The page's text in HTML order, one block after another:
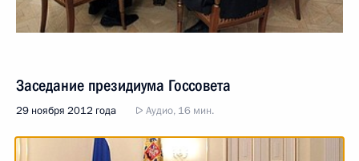
Заседание президиума Госсовета
29 ноября 2012 года Аудио, 16 мин.